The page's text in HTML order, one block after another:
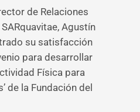
de Relaciones
Agustín
su satisfacción
para desarrollar
Física para
de la Fundación del